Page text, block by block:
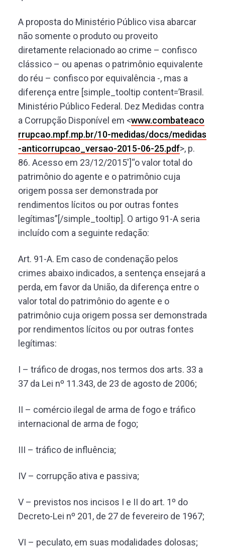
A proposta do Ministério Público visa abarcar
não somente o produto ou proveito
diretamente relacionado ao crime – confisco
clássico – ou apenas o patrimônio equivalente
do réu – confisco por equivalência -, mas a
diferença entre [simple_tooltip content=’Brasil.
Ministério Público Federal. Dez Medidas contra
a Corrupção Disponível em <www.combateaco
rrupcao.mpf.mp.br/10-medidas/docs/medidas
-anticorrupcao_versao-2015-06-25.pdf>, p.
86. Acesso em 23/12/2015′]“o valor total do
patrimônio do agente e o patrimônio cuja
origem possa ser demonstrada por
rendimentos lícitos ou por outras fontes
legítimas”[/simple_tooltip]. O artigo 91-A seria
incluído com a seguinte redação:
Art. 91-A. Em caso de condenação pelos
crimes abaixo indicados, a sentença ensejará a
perda, em favor da União, da diferença entre o
valor total do patrimônio do agente e o
patrimônio cuja origem possa ser demonstrada
por rendimentos lícitos ou por outras fontes
legítimas:
I – tráfico de drogas, nos termos dos arts. 33 a
37 da Lei nº 11.343, de 23 de agosto de 2006;
II – comércio ilegal de arma de fogo e tráfico
internacional de arma de fogo;
III – tráfico de influência;
IV – corrupção ativa e passiva;
V – previstos nos incisos I e II do art. 1º do
Decreto-Lei nº 201, de 27 de fevereiro de 1967;
VI – peculato, em suas modalidades dolosas;